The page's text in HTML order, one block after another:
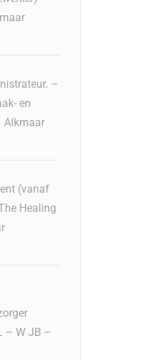
–
en
Alkmaar
(vanaf
Healing
– W JB –